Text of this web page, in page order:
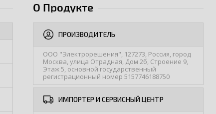
О Продукте
ПРОИЗВОДИТЕЛЬ
ООО "Электрорешения", 127273, Россия, город
Москва, улица Отрадная, Дом 2б, Строение 9,
Этаж 5, основной государственный
регистрационный номер 5157746188750
ИМПОРТЕР И СЕРВИСНЫЙ ЦЕНТР